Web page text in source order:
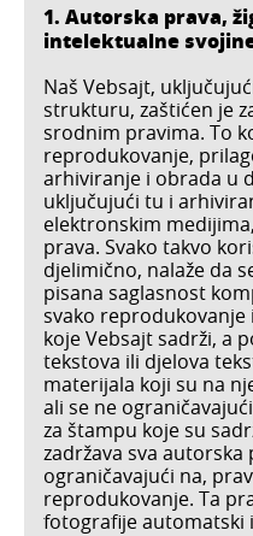
1. Autorska prava,
intelektualne
Naš Vebsajt,
strukturu, zaštićen je
srodnim pravima. To
reprodukovanje,
arhiviranje i obrada u
uključujući tu i
elektronskim
prava. Svako takvo
djelimično, nalaže da
pisana saglasnost
svako
koje Vebsajt sadrži, a
tekstova ili djelova
materijala koji su na
ali se ne
za štampu koje su
zadržava sva
ograničavajući na,
reprodukovanje. Ta
fotografije automatski